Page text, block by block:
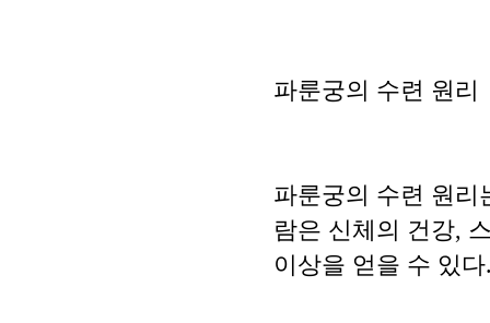
파룬궁의 수련 원리
파룬궁의 수련 원리
람은 신체의 건강,
이상을 얻을 수 있